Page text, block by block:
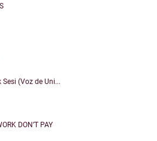
(Voz de Uni...
DON’T PAY